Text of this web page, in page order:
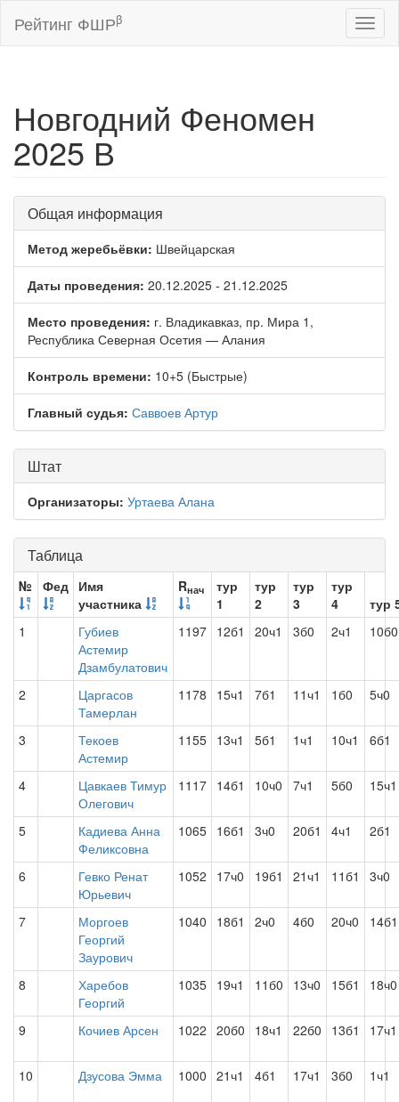
Рейтинг ФШРβ
Новгодний Феномен
2025 В
Общая информация
Метод жеребьёвки: Швейцарская
Даты проведения: 20.12.2025 - 21.12.2025
Место проведения: г. Владикавказ, пр. Мира 1,
Республика Северная Осетия — Алания
Контроль времени: 10+5 (Быстрые)
Главный судья: Саввоев Артур
Штат
Организаторы: Уртаева Алана
Таблица
№ Фед Имя
участника
Rнач
тур
1
тур
2
тур
3
тур
4
тур
1
Губиев
Астемир
Дзамбулатович
1197 12б1 20ч1 3б0 2ч1 10б0
2
Царгасов
Тамерлан
1178 15ч1 7б1 11ч1 1б0 5ч0
3
Текоев
Астемир
1155 13ч1 5б1 1ч1 10ч1 6б1
4
Цавкаев Тимур
Олегович
1117 14б1 10ч0 7ч1 5б0 15ч1
5
Кадиева Анна
Феликсовна
1065 16б1 3ч0 20б1 4ч1 2б1
6
Гевко Ренат
Юрьевич
1052 17ч0 19б1 21ч1 11б1 3ч0
7
Моргоев
Георгий
Заурович
1040 18б1 2ч0 4б0 20ч0 14б1
8
Харебов
Георгий
1035 19ч1 11б0 13ч0 15б1 18ч0
9 Кочиев Арсен 1022 20б0 18ч1 22б0 13б1 17ч1
10 Дзусова Эмма 1000 21ч1 4б1 17ч1 3б0 1ч1